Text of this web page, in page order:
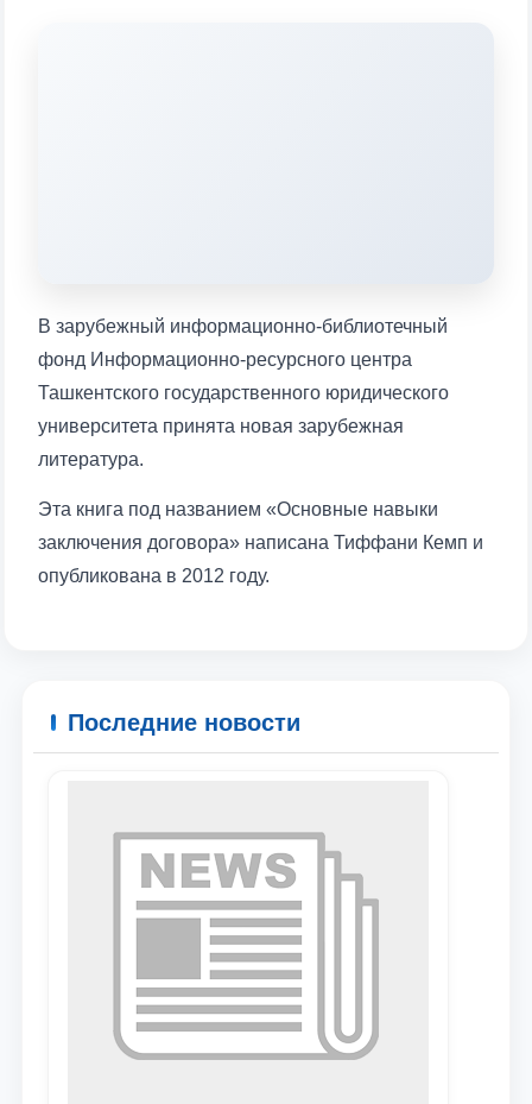
Ваше имя и фамилия
В зарубежный информационно-библиотечный
фонд Информационно-ресурсного центра
Ташкентского государственного юридического
университета принята новая зарубежная
литература.
Эта книга под названием «Основные навыки
заключения договора» написана Тиффани Кемп и
опубликована в 2012 году.
Последние новости
✉️ Написать администратору